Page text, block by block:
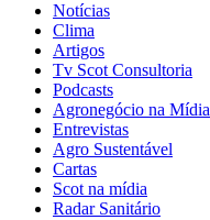
Notícias
Clima
Artigos
Tv Scot Consultoria
Podcasts
Agronegócio na Mídia
Entrevistas
Agro Sustentável
Cartas
Scot na mídia
Radar Sanitário